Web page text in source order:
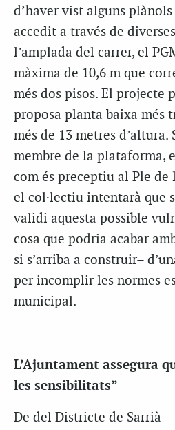
d’haver vist alguns
accedit a través de
l’amplada del carrer, el
màxima de 10,6 m que
més dos pisos. El projecte
proposa planta baixa més
més de 13 metres d’altura.
membre de la plataforma,
com és preceptiu al Ple de
el col·lectiu intentarà que
validi aquesta possible
cosa que podria acabar
si s’arriba a construir–
per incomplir les normes
municipal.
L’Ajuntament assegura
les sensibilitats”
De del Districte de Sarrià –